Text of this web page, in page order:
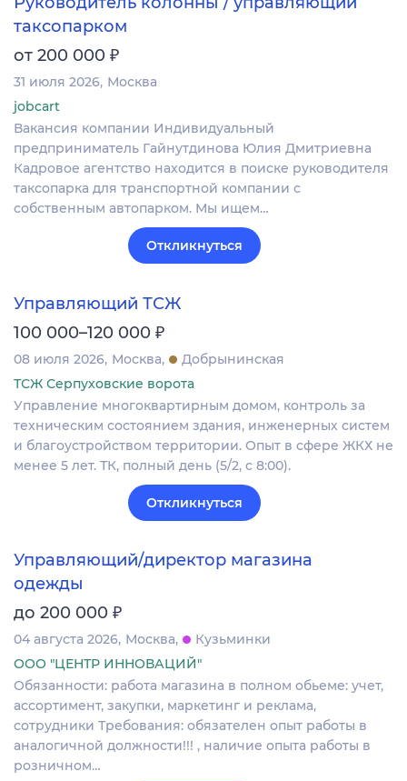
таксопарком
от 200 000 ₽
31 июля 2026 Москва
jobcart
Вакансия компании Индивидуальный
предприниматель Гайнутдинова Юлия Дмитриевна
Кадровое агентство находится в поиске руководителя
таксопарка для транспортной компании с
собственным автопарком. Мы ищем…
Откликнуться
Управляющий ТСЖ
100 000–120 000 ₽
08 июля 2026 Москва
Добрынинская
ТСЖ Серпуховские ворота
Управление многоквартирным домом, контроль за
техническим состоянием здания, инженерных систем
и благоустройством территории. Опыт в сфере ЖКХ не
менее 5 лет. ТК, полный день (5/2, с 8:00).
Откликнуться
Управляющий/директор магазина
одежды
до 200 000 ₽
04 августа 2026 Москва
Кузьминки
ООО "ЦЕНТР ИННОВАЦИЙ"
Обязанности: работа магазина в полном обьеме: учет,
ассортимент, закупки, маркетинг и реклама,
сотрудники Требования: обязателен опыт работы в
аналогичной должности!!! , наличие опыта работы в
розничном…